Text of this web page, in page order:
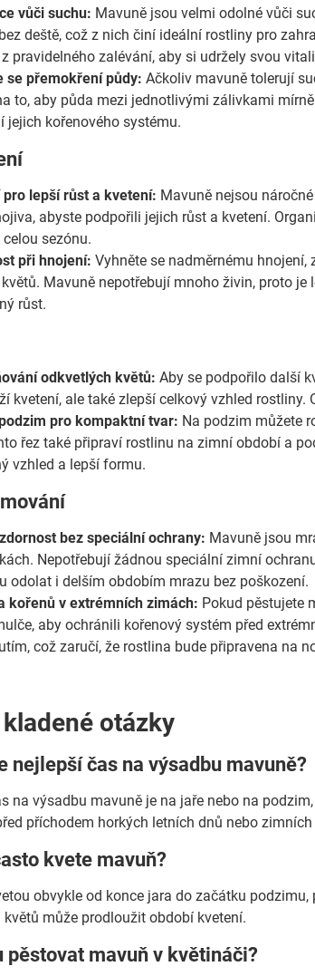
vůči suchu: Mavuně jsou velmi odolné vůči
deště, což z nich činí ideální rostliny pro
pravidelného zalévání, aby si udržely svou
se přemokření půdy: Ačkoliv mavuně tolerují
to, aby půda mezi jednotlivými zálivkami
jejich kořenového systému.
pro lepší růst a kvetení: Mavuně nejsou
abyste podpořili jejich růst a kvetení.
sezónu.
při hnojení: Vyhněte se nadměrnému
Mavuně nepotřebují mnoho živin, proto
růst.
odkvetlých květů: Aby se podpořilo další
kvetení, ale také zlepší celkový vzhled
pro kompaktní tvar: Na podzim můžete
řez také připraví rostlinu na zimní období a
vzhled a lepší formu.
bez speciální ochrany: Mavuně jsou
Nepotřebují žádnou speciální zimní
odolat i delším obdobím mrazu bez poškození.
kořenů v extrémních zimách: Pokud pěstujete
aby ochránili kořenový systém před
což zaručí, že rostlina bude připravena na
otázky
nejlepší čas na výsadbu mavuně?
na výsadbu mavuně je na jaře nebo na
příchodem horkých letních dnů nebo
kvete mavuň?
obvykle od konce jara do začátku
může prodloužit období kvetení.
pěstovat mavuň v květináči?